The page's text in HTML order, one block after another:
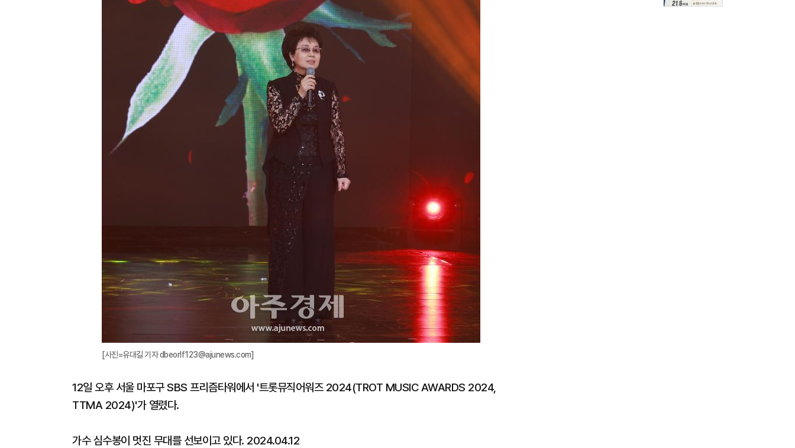
[사진=유대길 기자 dbeorlf123@ajunews.com]
12일 오후 서울 마포구 SBS 프리즘타워에서 '트롯뮤직어워즈 2024(TROT MUSIC AWARDS 2024,
TTMA 2024)'가 열렸다.
가수 심수봉이 멋진 무대를 선보이고 있다. 2024.04.12